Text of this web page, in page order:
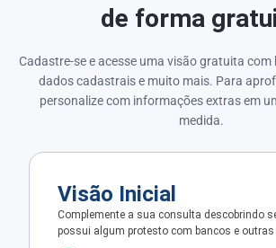
de forma
Cadastre-se e acesse uma visão gratuita com
dados cadastrais e muito mais. Para
personalize com informações extras em
medida.
Visão Inicial
Complemente a sua consulta descobrindo
possui algum protesto com bancos e outras